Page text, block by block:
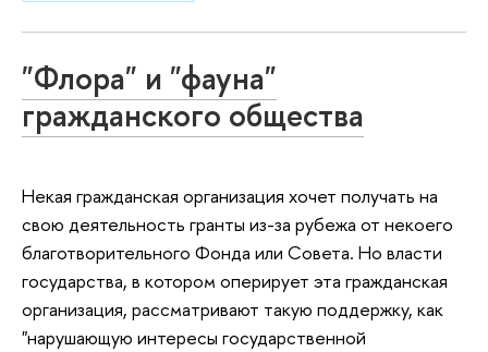
"Флора" и "фауна"
гражданского общества
Некая гражданская организация хочет получать на
свою деятельность гранты из-за рубежа от некоего
благотворительного Фонда или Совета. Но власти
государства, в котором оперирует эта гражданская
организация, рассматривают такую поддержку, как
"нарушающую интересы государственной